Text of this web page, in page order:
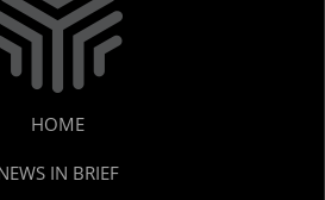
HOME
IN BRIEF